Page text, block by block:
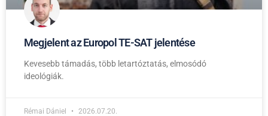
Megjelent az Europol TE-SAT jelentése
Kevesebb támadás, több letartóztatás, elmosódó
ideológiák.
Rémai Dániel 2026.07.20.